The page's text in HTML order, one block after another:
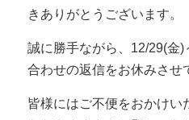
きありがとうございます。
誠に勝手ながら、12/29(金)
合わせの返信をお休みさせ
皆様にはご不便をおかけい